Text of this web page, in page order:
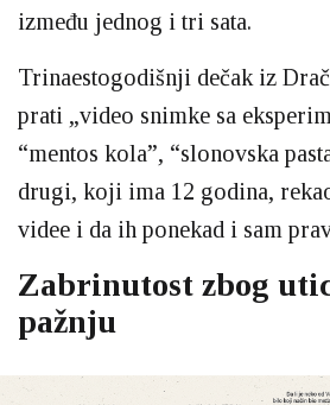
između jednog i tri sata.
Trinaestogodišnji dečak iz
prati „video snimke sa
“mentos kola”, “slonovska
drugi, koji ima 12 godina,
videe i da ih ponekad i sam
Zabrinutost zbog
pažnju